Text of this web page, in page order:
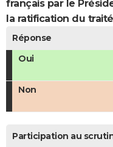
français par le
la ratification du
Réponse
Oui
Non
Participation au